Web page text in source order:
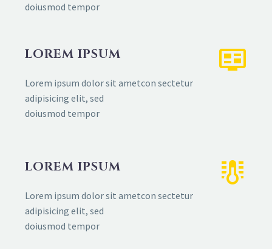
doiusmod tempor
LOREM IPSUM
Lorem ipsum dolor sit ametcon sectetur
adipisicing elit, sed
doiusmod tempor
LOREM IPSUM
Lorem ipsum dolor sit ametcon sectetur
adipisicing elit, sed
doiusmod tempor